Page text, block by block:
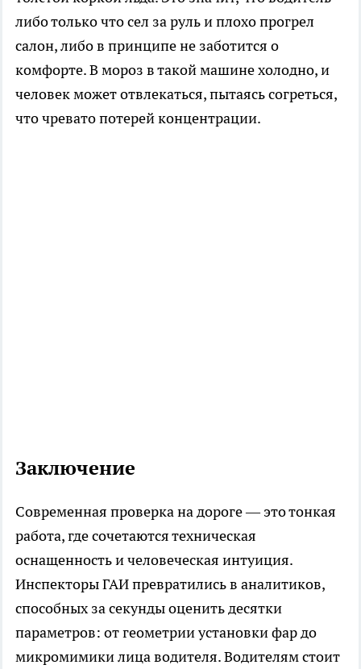
либо только что сел за руль и плохо прогрел
салон, либо в принципе не заботится о
комфорте. В мороз в такой машине холодно, и
человек может отвлекаться, пытаясь согреться,
что чревато потерей концентрации.
Заключение
Современная проверка на дороге — это тонкая
работа, где сочетаются техническая
оснащенность и человеческая интуиция.
Инспекторы ГАИ превратились в аналитиков,
способных за секунды оценить десятки
параметров: от геометрии установки фар до
микромимики лица водителя. Водителям стоит